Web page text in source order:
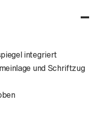
integriert
und Schriftzug